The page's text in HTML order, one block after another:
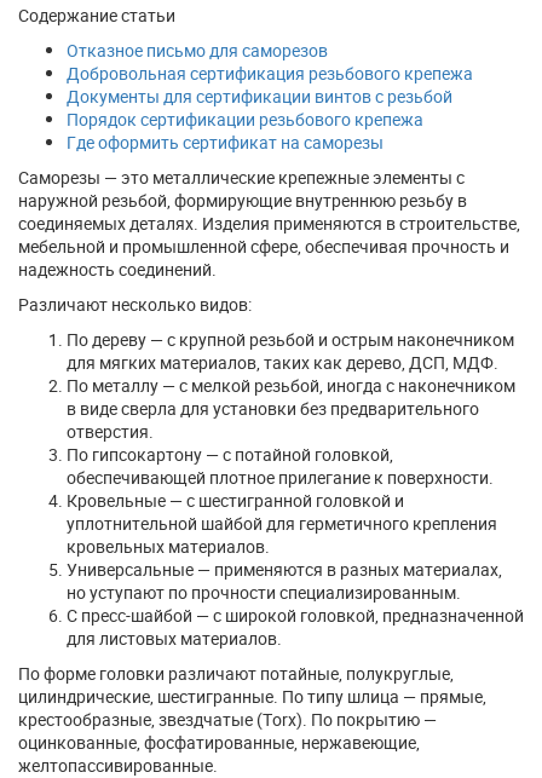
Содержание статьи
Отказное письмо для саморезов
Добровольная сертификация резьбового крепежа
Документы для сертификации винтов с резьбой
Порядок сертификации резьбового крепежа
Где оформить сертификат на саморезы
Саморезы — это металлические крепежные элементы с
наружной резьбой, формирующие внутреннюю резьбу в
соединяемых деталях. Изделия применяются в строительстве,
мебельной и промышленной сфере, обеспечивая прочность и
надежность соединений.
Различают несколько видов:
По дереву — с крупной резьбой и острым наконечником
для мягких материалов, таких как дерево, ДСП, МДФ.
По металлу — с мелкой резьбой, иногда с наконечником
в виде сверла для установки без предварительного
отверстия.
По гипсокартону — с потайной головкой,
обеспечивающей плотное прилегание к поверхности.
Кровельные — с шестигранной головкой и
уплотнительной шайбой для герметичного крепления
кровельных материалов.
Универсальные — применяются в разных материалах,
но уступают по прочности специализированным.
С пресс-шайбой — с широкой головкой, предназначенной
для листовых материалов.
По форме головки различают потайные, полукруглые,
цилиндрические, шестигранные. По типу шлица — прямые,
крестообразные, звездчатые (Torx). По покрытию —
оцинкованные, фосфатированные, нержавеющие,
желтопассивированные.